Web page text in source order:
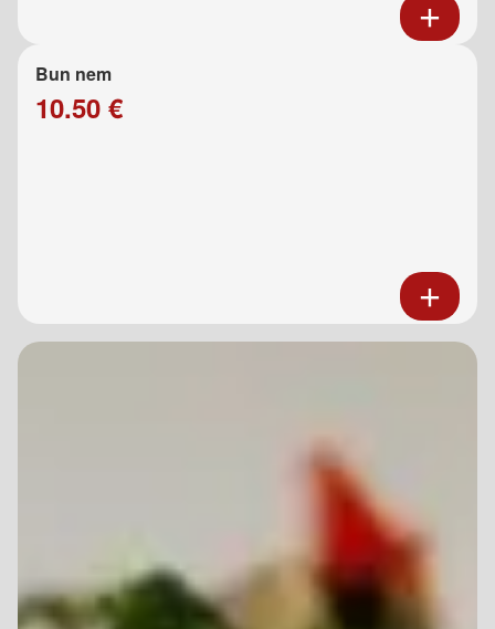
Bun nem
10.50 €